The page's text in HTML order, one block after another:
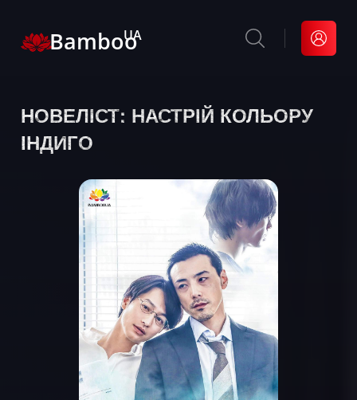
Bamboo
UA
НОВЕЛІСТ: НАСТРІЙ КОЛЬОРУ
ІНДИГО